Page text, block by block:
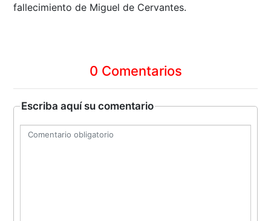
fallecimiento de Miguel de Cervantes.
0 Comentarios
Escriba aquí su comentario